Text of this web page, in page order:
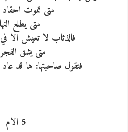
متى تموت احقاد
متى يطلع
فالذئاب لا تعيش الا
متى يشق
فتقول صاحبتها: ها قد
5 الام